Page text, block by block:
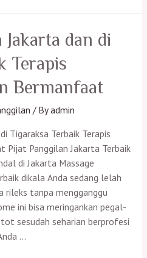
dan di
Terapis
Bermanfaat
/ Byadmin
Tigaraksa Terbaik Terapis
Pijat Panggilan Jakarta Terbaik
di Jakarta Massage
dikala Anda sedang lelah
rileks tanpa mengganggu
ini bisa meringankan pegal-
sesudah seharian berprofesi
…